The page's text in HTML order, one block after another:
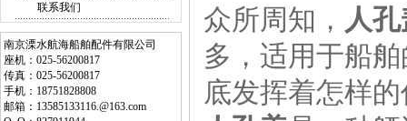
联系我们
南京溧水航海船舶配件有限公司
座机：025-56200817
传真：025-56200817
手机：18751828808
邮箱：13585133116.@163.com
众所周知， 人
多，适用于船
底发挥着怎样